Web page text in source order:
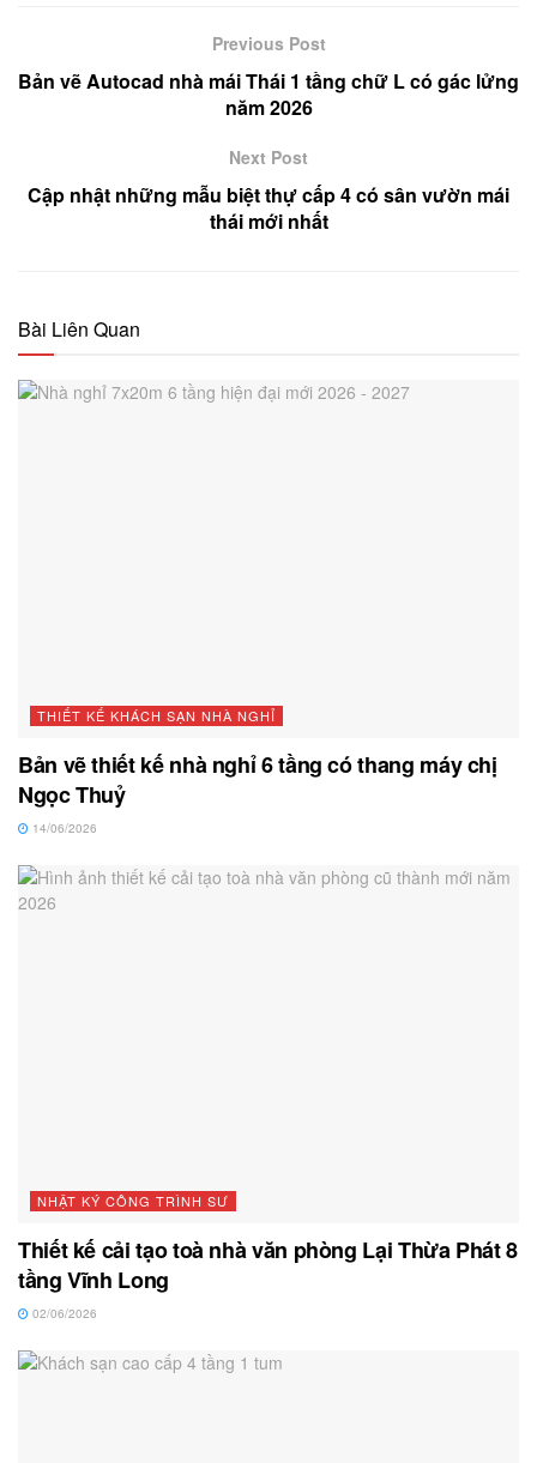
Previous Post
Bản vẽ Autocad nhà mái Thái 1 tầng chữ L có gác lửng
năm 2026
Next Post
Cập nhật những mẫu biệt thự cấp 4 có sân vườn mái
thái mới nhất
Bài Liên Quan
THIẾT KẾ KHÁCH SẠN NHÀ NGHỈ
Bản vẽ thiết kế nhà nghỉ 6 tầng có thang máy chị
Ngọc Thuỷ
14/06/2026
NHẬT KÝ CÔNG TRÌNH SƯ
Thiết kế cải tạo toà nhà văn phòng Lại Thừa Phát 8
tầng Vĩnh Long
02/06/2026